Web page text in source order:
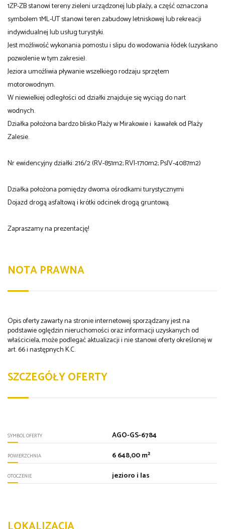
1ZP-ZB stanowi tereny zieleni urządzonej lub plaży, a część oznaczona
symbolem 1ML-UT stanowi teren zabudowy letniskowej lub rekreacji
indywidualnej lub usług turystyki.
Jest możliwość wykonania pomostu i slipu do wodowania łódek (uzyskano
pozwolenie w tym zakresie).
Jeziora umożliwia pływanie wszelkiego rodzaju sprzętem
motorowodnym.
W niewielkiej odległości od działki znajduje się wyciąg do nart
wodnych.
Działka położona bardzo blisko Plaży w Mirakowie i kawałek od Plaży
Zalesie.
Nr ewidencyjny działki: 216/2 (RV-851m2; RVI-1710m2; PsIV-4087m2)
Działka położona pomiędzy dwoma ośrodkami turystycznymi
Dojazd drogą asfaltową i krótki odcinek drogą gruntową.
Zapraszamy na prezentację!
NOTA PRAWNA
Opis oferty zawarty na stronie internetowej sporządzany jest na
podstawie oględzin nieruchomości oraz informacji uzyskanych od
właściciela, może podlegać aktualizacji i nie stanowi oferty określonej w
art. 66 i następnych K.C.
SZCZEGÓŁY OFERTY
SYMBOL OFERTY AGO-GS-6784
POWIERZCHNIA 6 648,00 m²
OTOCZENIE jezioro i las